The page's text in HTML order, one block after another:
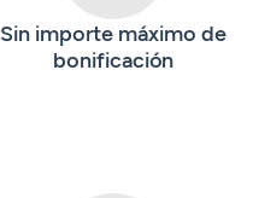
Sin importe máximo de
bonificación